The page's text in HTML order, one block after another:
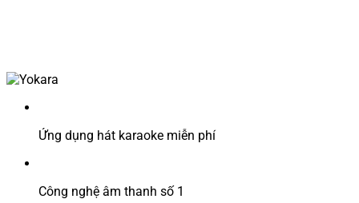
Ứng dụng hát karaoke miễn phí
Công nghệ âm thanh số 1